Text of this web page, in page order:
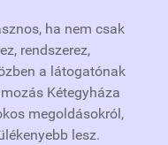
ha nem csak
rendszerez,
a látogatónak
Kétegyháza
megoldásokról,
lesz.